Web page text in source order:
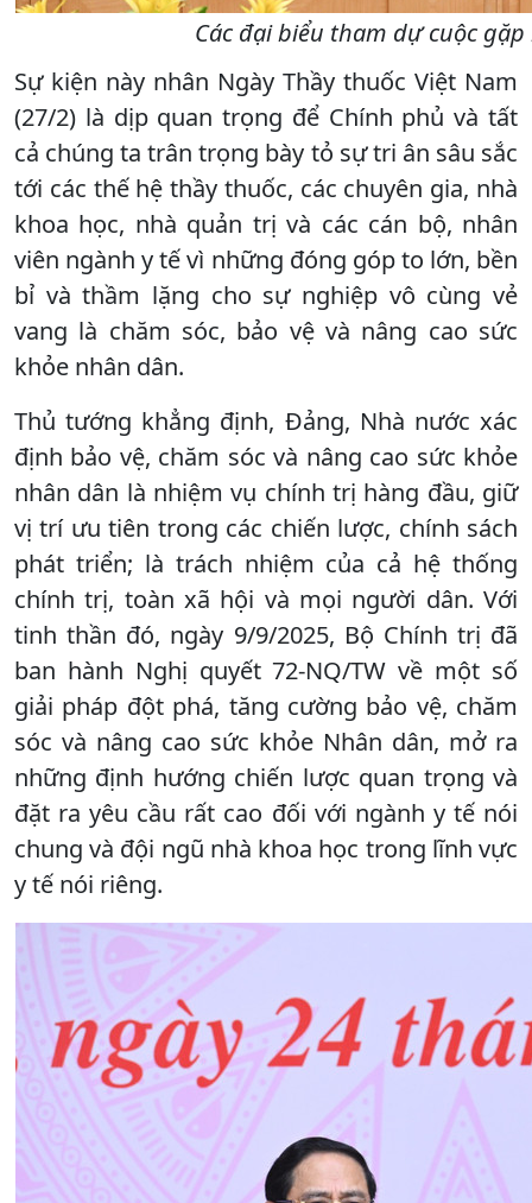
Các đại biểu tham dự cuộc gặp
Sự kiện này nhân Ngày Thầy thuốc Việt Nam
(27/2) là dịp quan trọng để Chính phủ và tất
cả chúng ta trân trọng bày tỏ sự tri ân sâu sắc
tới các thế hệ thầy thuốc, các chuyên gia, nhà
khoa học, nhà quản trị và các cán bộ, nhân
viên ngành y tế vì những đóng góp to lớn, bền
bỉ và thầm lặng cho sự nghiệp vô cùng vẻ
vang là chăm sóc, bảo vệ và nâng cao sức
khỏe nhân dân.
Thủ tướng khẳng định, Đảng, Nhà nước xác
định bảo vệ, chăm sóc và nâng cao sức khỏe
nhân dân là nhiệm vụ chính trị hàng đầu, giữ
vị trí ưu tiên trong các chiến lược, chính sách
phát triển; là trách nhiệm của cả hệ thống
chính trị, toàn xã hội và mọi người dân. Với
tinh thần đó, ngày 9/9/2025, Bộ Chính trị đã
ban hành Nghị quyết 72-NQ/TW về một số
giải pháp đột phá, tăng cường bảo vệ, chăm
sóc và nâng cao sức khỏe Nhân dân, mở ra
những định hướng chiến lược quan trọng và
đặt ra yêu cầu rất cao đối với ngành y tế nói
chung và đội ngũ nhà khoa học trong lĩnh vực
y tế nói riêng.